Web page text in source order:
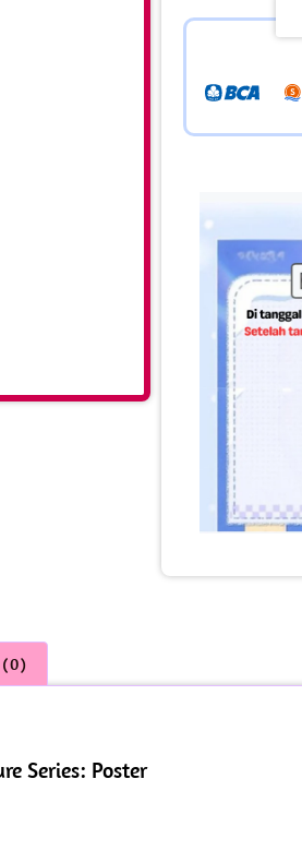
(0)
Series: Poster